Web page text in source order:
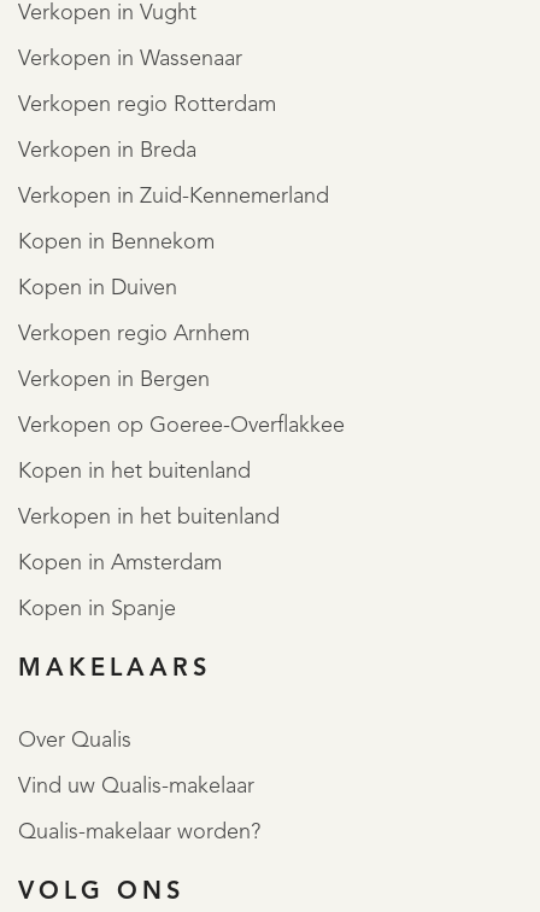
* Heeft u vragen of wenst u een bezichtiging? Neem
contact met ons op.
Toelichtingsclausule NEN2580
De meetinstructie is gebaseerd op de NEN2580. De
meetinstructie is bedoeld om een meer eenduidige
sluit verschillen in meetuitkomsten niet volledig uit, door
bijvoorbeeld interpretatieverschillen, afrondingen of
beperkingen bij het uitvoeren van de meting.
MEER LEZEN
MINDER LEZEN
Verkopen in Vught
Verkopen in Wassenaar
Verkopen regio Rotterdam
Verkopen in Breda
Verkopen in Zuid-Kennemerland
Kopen in Bennekom
Kopen in Duiven
Verkopen regio Arnhem
Verkopen in Bergen
Verkopen op Goeree-Overflakkee
Kopen in het buitenland
Verkopen in het buitenland
Kopen in Amsterdam
Kopen in Spanje
MAKELAARS
Over Qualis
Vind uw Qualis-makelaar
Qualis-makelaar worden?
VOLG ONS
REGISTREER